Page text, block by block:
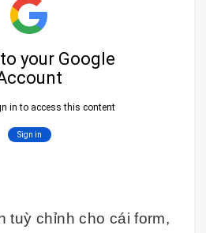
tuỳ chỉnh cho cái form,